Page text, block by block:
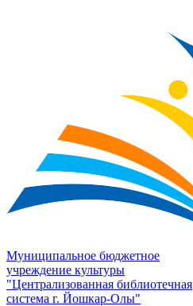
Муниципальное бюджетное
учреждение культуры
"Централизованная библиотечная
система г. Йошкар-Олы"